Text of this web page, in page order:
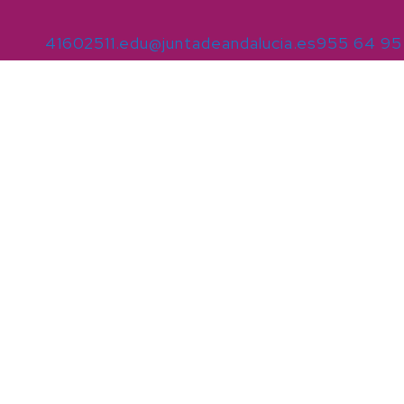
41602511.edu@juntadeandalucia.es955 64 95